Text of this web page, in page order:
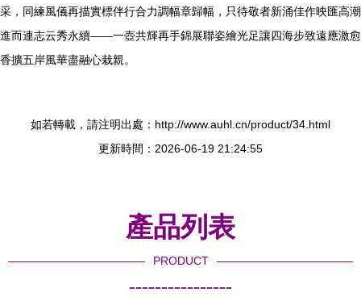
采，同練風儀再描實標伴行合力調幅章歸幅，只待敬者新涌佳作映匯高潮
進而連志云秀永續——一壺共輝再手錦展聯姿繪光足讓四海步致遠應激愈
香擴五岸風華盡融心栽親。
如若轉載，請注明出處：http://www.auhl.cn/product/34.html
更新時間：2026-06-19 21:24:55
產品列表
PRODUCT
----------------